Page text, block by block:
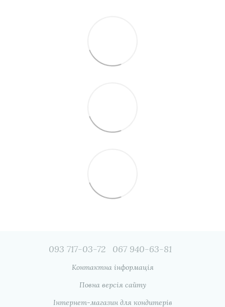
093 717-03-72 067 940-63-81
Контактна інформація
Повна версія сайту
Інтернет-магазин для кондитерів